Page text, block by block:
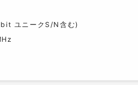
ユニークS/N含む)